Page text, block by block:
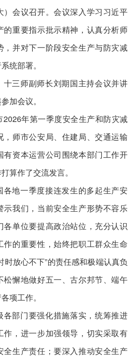
会议召开。会议深入学习习近平
的重要指示批示精神，认真分析师
，并对下一阶段安全生产与防灾减
统部署。
十三师副师长刘期国主持会议并讲
加会议。
2026年第一季度安全生产和防灾减
，师市公安局、住建局、交通运输
有资本运营公司围绕本部门工作开
算作了交流发言。
各地一季度接连发生的多起生产安
示我们，当前安全生产形势不容乐
各单位要提高政治站位，充分认识
作的重要性，始终把职工群众生命
时放心不下”的责任感和极端认真负
松懈地做好五一、古尔邦节、端午
各项工作。
各部门要强化措施落实，统筹推进
， 进一步加强领导，切实采取有
全生产责任 ；要深入推动安全生产